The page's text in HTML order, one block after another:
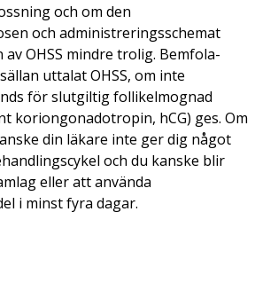
och om den
och administreringsschemat
OHSS mindre trolig. Bemfola-
uttalat OHSS, om inte
för slutgiltig follikelmognad
koriongonadotropin, hCG) ges. Om
din läkare inte ger dig något
och du kanske blir
eller att använda
i minst fyra dagar.